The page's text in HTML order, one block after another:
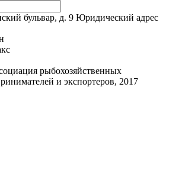
бульвар, д. 9 Юридический адрес
рыбохозяйственных
и экспортеров, 2017